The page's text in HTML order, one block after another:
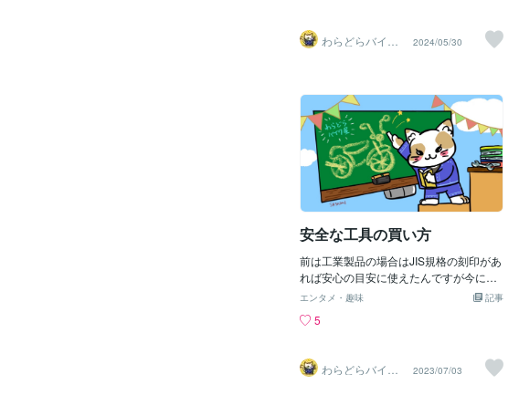
わらどらバイク
屋
2024/05/30
安全な工具の買い方
前は工業製品の場合はJIS規格の刻印があ
れば安心の目安に使えたんですが今にな
っては「JIS」を打ち込むのはタダの？コ
のはどうすればいいのか？調べて見ても
ーのちゃんとしたものを買いましょ
う！！！前はJIS規格があったんですがね
記事
エンタメ・趣味
5
わらどらバイク
屋
2023/07/03